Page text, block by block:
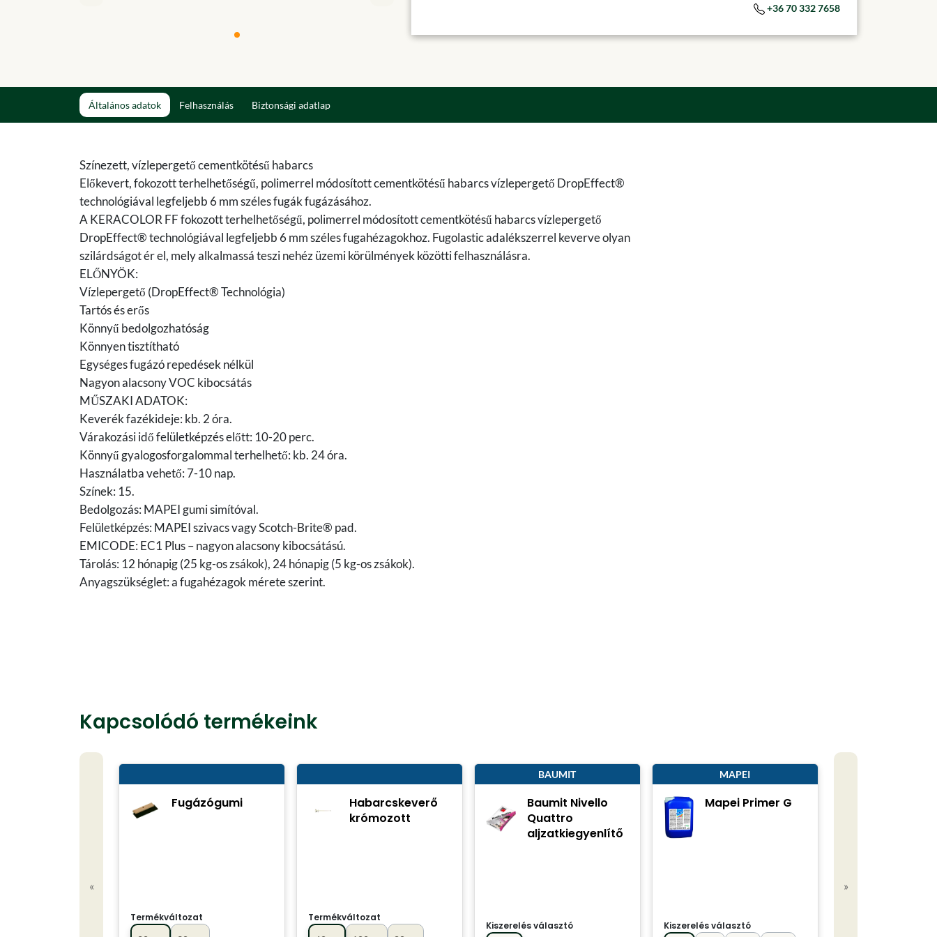
+36 70 332 7658
Általános adatok Felhasználás Biztonsági adatlap
Színezett, vízlepergető cementkötésű habarcs
Előkevert, fokozott terhelhetőségű, polimerrel módosított cementkötésű habarcs vízlepergető DropEffect®
technológiával legfeljebb 6 mm széles fugák fugázásához.
A KERACOLOR FF fokozott terhelhetőségű, polimerrel módosított cementkötésű habarcs vízlepergető
DropEffect® technológiával legfeljebb 6 mm széles fugahézagokhoz. Fugolastic adalékszerrel keverve olyan
szilárdságot ér el, mely alkalmassá teszi nehéz üzemi körülmények közötti felhasználásra.
ELŐNYÖK:
Vízlepergető (DropEffect® Technológia)
Tartós és erős
Könnyű bedolgozhatóság
Könnyen tisztítható
Egységes fugázó repedések nélkül
Nagyon alacsony VOC kibocsátás
MŰSZAKI ADATOK:
Keverék fazékideje: kb. 2 óra.
Várakozási idő felületképzés előtt: 10-20 perc.
Könnyű gyalogosforgalommal terhelhető: kb. 24 óra.
Használatba vehető: 7-10 nap.
Színek: 15.
Bedolgozás: MAPEI gumi simítóval.
Felületképzés: MAPEI szivacs vagy Scotch-Brite® pad.
EMICODE: EC1 Plus – nagyon alacsony kibocsátású.
Tárolás: 12 hónapig (25 kg-os zsákok), 24 hónapig (5 kg-os zsákok).
Anyagszükséglet: a fugahézagok mérete szerint.
Kapcsolódó termékeink
«
Fugázógumi
Termékváltozat
Habarcskeverő
krómozott
Termékváltozat
BAUMIT
Baumit Nivello
Quattro
aljzatkiegyenlítő
Kiszerelés választó
MAPEI
Mapei Primer G
Kiszerelés választó
Kiszerelés választó
»